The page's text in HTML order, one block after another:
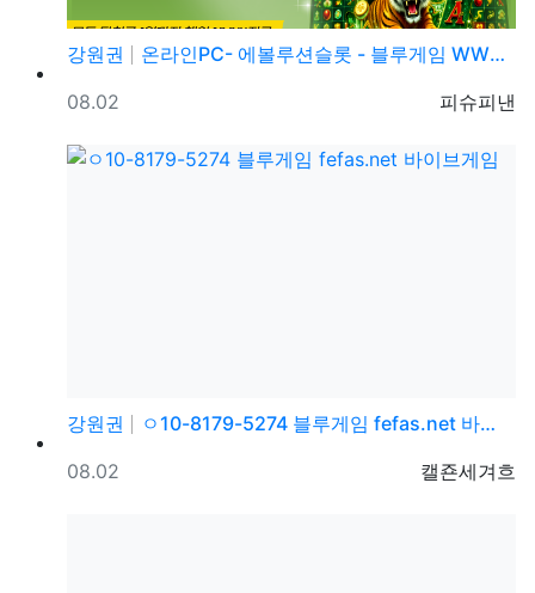
강원권
온라인PC- 에볼루션슬롯 - 블루게임 WWW.fefas…
등록자
피슈피낸
등록일
08.02
강원권
ㅇ10-8179-5274 블루게임 fefas.net 바…
등록자
캘죤세겨흐
등록일
08.02